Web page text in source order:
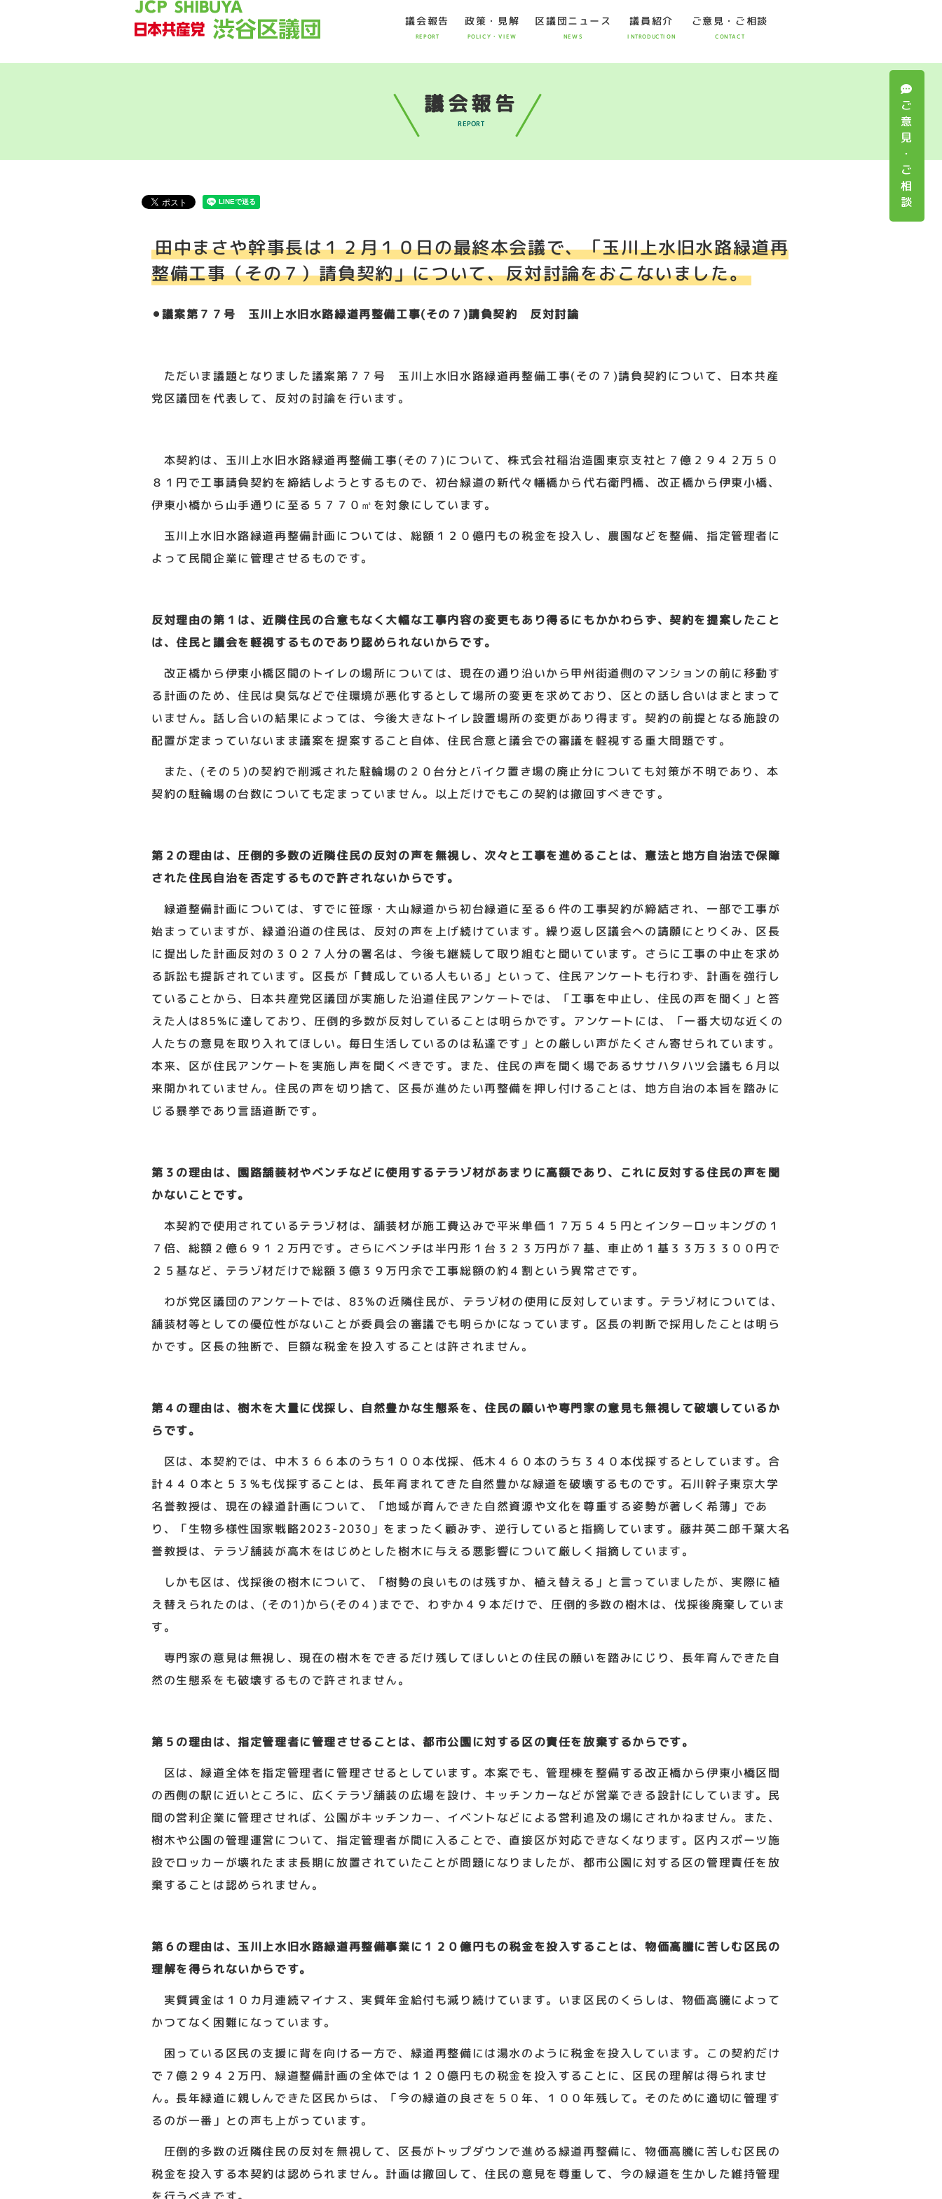
ご
意
見
・
ご
相
談
議会報告
REPORT
政策・見解
POLICY・VIEW
区議団ニュース
NEWS
議員紹介
INTRODUCTION
ご意見・ご相談
CONTACT
議会報告
REPORT
田中まさや幹事長は１２月１０日の最終本会議で、「玉川上水旧水路緑道再
整備工事（その７）請負契約」について、反対討論をおこないました。
⚫︎議案第７７号 玉川上水旧水路緑道再整備工事(その７)請負契約 反対討論
ただいま議題となりました議案第７７号 玉川上水旧水路緑道再整備工事(その７)請負契約について、日本共産
党区議団を代表して、反対の討論を行います。
本契約は、玉川上水旧水路緑道再整備工事(その７)について、株式会社稲治造園東京支社と７億２９４２万５０
８１円で工事請負契約を締結しようとするもので、初台緑道の新代々幡橋から代右衛門橋、改正橋から伊東小橋、
伊東小橋から山手通りに至る５７７０㎡を対象にしています。
玉川上水旧水路緑道再整備計画については、総額１２０億円もの税金を投入し、農園などを整備、指定管理者に
よって民間企業に管理させるものです。
反対理由の第１は、近隣住民の合意もなく大幅な工事内容の変更もあり得るにもかかわらず、契約を提案したこと
は、住民と議会を軽視するものであり認められないからです。
改正橋から伊東小橋区間のトイレの場所については、現在の通り沿いから甲州街道側のマンションの前に移動す
る計画のため、住民は臭気などで住環境が悪化するとして場所の変更を求めており、区との話し合いはまとまって
いません。話し合いの結果によっては、今後大きなトイレ設置場所の変更があり得ます。契約の前提となる施設の
配置が定まっていないまま議案を提案すること自体、住民合意と議会での審議を軽視する重大問題です。
また、(その５)の契約で削減された駐輪場の２０台分とバイク置き場の廃止分についても対策が不明であり、本
契約の駐輪場の台数についても定まっていません。以上だけでもこの契約は撤回すべきです。
第２の理由は、圧倒的多数の近隣住民の反対の声を無視し、次々と工事を進めることは、憲法と地方自治法で保障
された住民自治を否定するもので許されないからです。
緑道整備計画については、すでに笹塚・大山緑道から初台緑道に至る６件の工事契約が締結され、一部で工事が
始まっていますが、緑道沿道の住民は、反対の声を上げ続けています。繰り返し区議会への請願にとりくみ、区長
に提出した計画反対の３０２７人分の署名は、今後も継続して取り組むと聞いています。さらに工事の中止を求め
る訴訟も提訴されています。区長が「賛成している人もいる」といって、住民アンケートも行わず、計画を強行し
ていることから、日本共産党区議団が実施した沿道住民アンケートでは、「工事を中止し、住民の声を聞く」と答
えた人は85%に達しており、圧倒的多数が反対していることは明らかです。アンケートには、「一番大切な近くの
人たちの意見を取り入れてほしい。毎日生活しているのは私達です」との厳しい声がたくさん寄せられています。
本来、区が住民アンケートを実施し声を聞くべきです。また、住民の声を聞く場であるササハタハツ会議も６月以
来開かれていません。住民の声を切り捨て、区長が進めたい再整備を押し付けることは、地方自治の本旨を踏みに
じる暴挙であり言語道断です。
第３の理由は、園路舗装材やベンチなどに使用するテラゾ材があまりに高額であり、これに反対する住民の声を聞
かないことです。
本契約で使用されているテラゾ材は、舗装材が施工費込みで平米単価１７万５４５円とインターロッキングの１
７倍、総額２億６９１２万円です。さらにベンチは半円形１台３２３万円が７基、車止め１基３３万３３００円で
２５基など、テラゾ材だけで総額３億３９万円余で工事総額の約４割という異常さです。
わが党区議団のアンケートでは、83%の近隣住民が、テラゾ材の使用に反対しています。テラゾ材については、
舗装材等としての優位性がないことが委員会の審議でも明らかになっています。区長の判断で採用したことは明ら
かです。区長の独断で、巨額な税金を投入することは許されません。
第４の理由は、樹木を大量に伐採し、自然豊かな生態系を、住民の願いや専門家の意見も無視して破壊しているか
らです。
区は、本契約では、中木３６６本のうち１００本伐採、低木４６０本のうち３４０本伐採するとしています。合
計４４０本と５３%も伐採することは、長年育まれてきた自然豊かな緑道を破壊するものです。石川幹子東京大学
名誉教授は、現在の緑道計画について、「地域が育んできた自然資源や文化を尊重する姿勢が著しく希薄」であ
り、「生物多様性国家戦略2023-2030」をまったく顧みず、逆行していると指摘しています。藤井英二郎千葉大名
誉教授は、テラゾ舗装が高木をはじめとした樹木に与える悪影響について厳しく指摘しています。
しかも区は、伐採後の樹木について、「樹勢の良いものは残すか、植え替える」と言っていましたが、実際に植
え替えられたのは、(その1)から(その４)までで、わずか４９本だけで、圧倒的多数の樹木は、伐採後廃棄していま
す。
専門家の意見は無視し、現在の樹木をできるだけ残してほしいとの住民の願いを踏みにじり、長年育んできた自
然の生態系をも破壊するもので許されません。
第５の理由は、指定管理者に管理させることは、都市公園に対する区の責任を放棄するからです。
区は、緑道全体を指定管理者に管理させるとしています。本案でも、管理棟を整備する改正橋から伊東小橋区間
の西側の駅に近いところに、広くテラゾ舗装の広場を設け、キッチンカーなどが営業できる設計にしています。民
間の営利企業に管理させれば、公園がキッチンカー、イベントなどによる営利追及の場にされかねません。また、
樹木や公園の管理運営について、指定管理者が間に入ることで、直接区が対応できなくなります。区内スポーツ施
設でロッカーが壊れたまま長期に放置されていたことが問題になりましたが、都市公園に対する区の管理責任を放
棄することは認められません。
第６の理由は、玉川上水旧水路緑道再整備事業に１２０億円もの税金を投入することは、物価高騰に苦しむ区民の
理解を得られないからです。
実質賃金は１０カ月連続マイナス、実質年金給付も減り続けています。いま区民のくらしは、物価高騰によって
かつてなく困難になっています。
困っている区民の支援に背を向ける一方で、緑道再整備には湯水のように税金を投入しています。この契約だけ
で７億２９４２万円、緑道整備計画の全体では１２０億円もの税金を投入することに、区民の理解は得られませ
ん。長年緑道に親しんできた区民からは、「今の緑道の良さを５０年、１００年残して。そのために適切に管理す
るのが一番」との声も上がっています。
圧倒的多数の近隣住民の反対を無視して、区長がトップダウンで進める緑道再整備に、物価高騰に苦しむ区民の
税金を投入する本契約は認められません。計画は撤回して、住民の意見を尊重して、今の緑道を生かした維持管理